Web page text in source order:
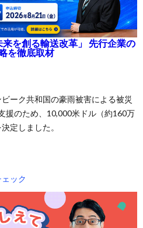
を創る輸送改革」 先行企業の
を徹底取材
ーク共和国の豪雨被害による被災
援のため、10,000米ドル（約160万
定しました。
ック